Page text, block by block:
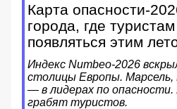
Карта опасности-
города, где
появляться этим
Индекс Numbeo-2026
столицы Европы.
— в лидерах по опасности.
грабят туристов.